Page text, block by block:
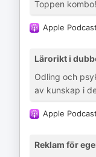
Toppen
Apple
Lärorikt i
Odling och
av kunskap i
Apple
Reklam för